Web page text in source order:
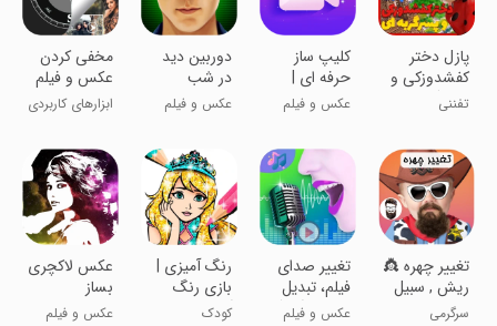
پازل دختر
کفشدوزکی و
پسر گربه ای
تفننی
کلیپ ساز
حرفه ای |
ویرایش
عکس و فیلم
عکس و فیلم
دوربین دید
در شب
عکس و فیلم
مخفی کردن
عکس و فیلم
ابزارهای کاربردی
تغییر چهره 👸
ریش , سبیل
سرگرمی
تغییر صدای
فیلم، تبدیل
فیلم به آهنگ
عکس و فیلم
رنگ آمیزی |
بازی رنگ
آمیزی کودکان
کودک
عکس لاکچری
بساز
عکس و فیلم